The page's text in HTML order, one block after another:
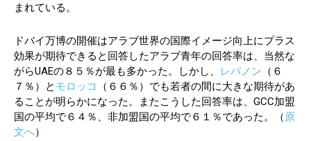
まれている。
ドバイ万博の開催はアラブ世界の国際イメージ向上にプラス
効果が期待できると回答したアラブ青年の回答率は、当然な
がらUAEの８５％が最も多かった。しかし、
レバノン （６
７％）と モロッコ
（６６％）でも若者の間に大きな期待があ
ることが明らかになった。またこうした回答率は、GCC加盟
国の平均で６４％、非加盟国の平均で６１％であった。（原
文へ）